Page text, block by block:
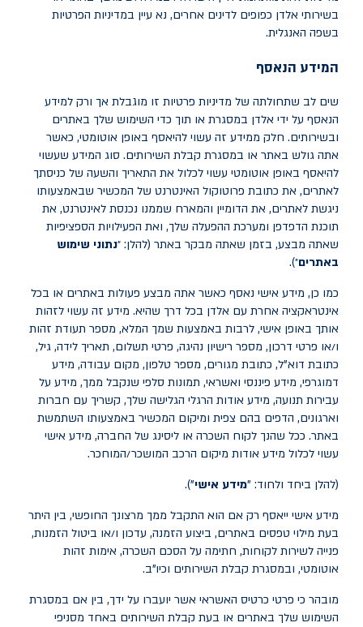
בשירותי אלדן כפופים לדינים אחרים, נא עיין במדיניות הפרטיות
בשפה האנגלית.
המידע הנאסף
שים לב שתחולתה של מדיניות פרטיות זו מוגבלת אך ורק למידע
הנאסף על ידי אלדן במסגרת או תוך כדי השימוש שלך באתרים
ובשירותים. חלק ממידע זה עשוי להיאסף באופן אוטומטי, כאשר
אתה גולש באתר או במסגרת קבלת השירותים. סוג המידע שעשוי
להיאסף באופן אוטומטי עשוי לכלול את התאריך והשעה של כניסתך
לאתרים, את כתובת פרוטוקול האינטרנט של המכשיר שבאמצעותו
ניגשת לאתרים, את הדומיין והמארח שממנו נכנסת לאינטרנט, את
תוכנת הדפדפן ומערכת ההפעלה שלך, ואת הפעילויות הספציפיות
שאתה מבצע, בזמן שאתה מבקר באתר (להלן: ״נתוני שימוש
באתרים״).
כמו כן, מידע אישי נאסף כאשר אתה מבצע פעולות באתרים או בכל
אינטראקציה אחרת עם אלדן בכל דרך שהיא. מידע זה עשוי לזהות
אותך באופן אישי, לרבות באמצעות שמך המלא, מספר תעודת זהות
ו/או פרטי דרכון, מספר רישיון נהיגה, פרטי תשלום, תאריך לידה, גיל,
כתובת דוא"ל, כתובת מגורים, מספר טלפון, מקום עבודה, מידע
דמוגרפי, מידע פיננסי ואשראי, תמונות סלפי שנקבל ממך, מידע על
עבירות תנועה, מידע אודות הרגלי הגלישה שלך, קשריך עם חברות
וארגונים, הדפים בהם צפית ומיקום המכשיר באמצעותו השתמשת
באתר. ככל שהנך לקוח השכרה או ליסינג של החברה, מידע אישי
עשוי לכלול מידע אודות מיקום הרכב המושכר/המוחכר.
(להלן ביחד ולחוד: "מידע אישי").
מידע אישי ייאסף רק אם הוא התקבל ממך מרצונך החופשי, בין היתר
בעת מילוי טפסים באתרים, ביצוע הזמנה, עדכון ו/או ביטול הזמנות,
פנייה לשירות לקוחות, חתימה על הסכם השכרה, אימות זהות
אוטומטי, ובמסגרת קבלת השירותים וכיו"ב.
מובהר כי פרטי כרטיס האשראי אשר יועברו על ידך, בין אם במסגרת
השימוש שלך באתרים או בעת קבלת השירותים באחד מסניפי